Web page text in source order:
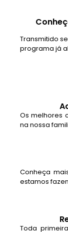
Transmitido
programa já
Os melhores
na nossa
Conheça
estamos
Toda